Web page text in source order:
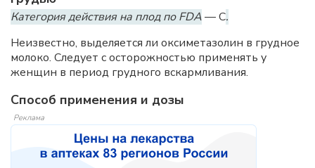
Категория действия на плод по FDA— C.
Неизвестно, выделяется ли оксиметазолин в грудное
молоко. Следует с осторожностью применять у
женщин в период грудного вскармливания.
Способ применения и дозы
Реклама